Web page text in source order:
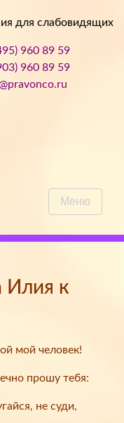
для слабовидящих
960 89 59
960 89 59
Меню
Илия к
мой человек!
прошу тебя:
не суди,